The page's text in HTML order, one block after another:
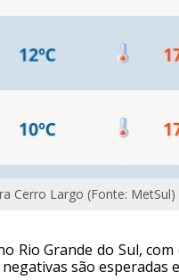
Cerro Largo (Fonte: MetSul)
Rio Grande do Sul,
são esperadas